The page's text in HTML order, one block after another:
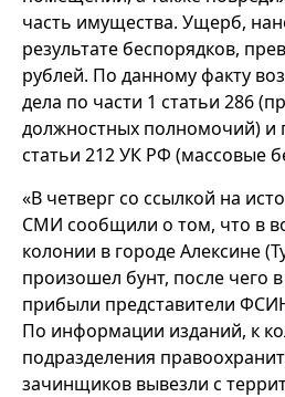
часть имущества. Ущерб,
результате беспорядков,
рублей. По данному факту
дела по части 1 статьи 286
должностных полномочий) и
статьи 212 УК РФ (массовые
«В четверг со ссылкой на
СМИ сообщили о том, что в
колонии в городе Алексине
произошел бунт, после чего
прибыли представители
По информации изданий, к
подразделения
зачинщиков вывезли с